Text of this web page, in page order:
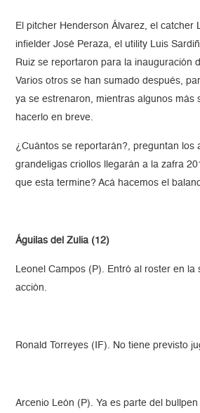
El pitcher Henderson Álvarez, el catcher
infielder José Peraza, el utility Luis
Ruiz se reportaron para la inauguración
Varios otros se han sumado después,
ya se estrenaron, mientras algunos más
hacerlo en breve.
¿Cuántos se reportarán?, preguntan los
grandeligas criollos llegarán a la zafra
que esta termine? Acá hacemos el
Águilas del Zulia (12)
Leonel Campos (P). Entró al roster en la
acción.
Ronald Torreyes (IF). No tiene previsto
Arcenio León (P). Ya es parte del